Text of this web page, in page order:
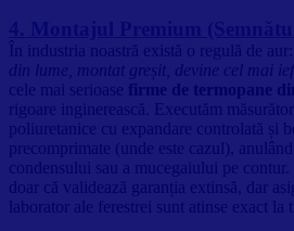
În industria noastră există o regulă de aur:
din lume, montat greșit, devine cel mai
cele mai serioase firme de termopane
rigoare inginerească. Executăm
poliuretanice cu expandare controlată și
precomprimate (unde este cazul),
condensului sau a mucegaiului pe
doar că validează garanția extinsă, dar
laborator ale ferestrei sunt atinse exact la